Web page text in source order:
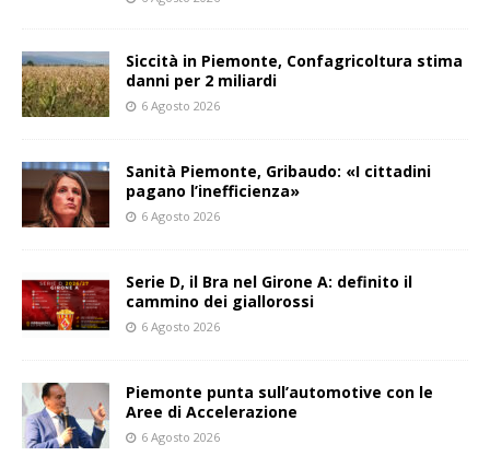
Siccità in Piemonte, Confagricoltura stima
danni per 2 miliardi
6 Agosto 2026
Sanità Piemonte, Gribaudo: «I cittadini
pagano l’inefficienza»
6 Agosto 2026
Serie D, il Bra nel Girone A: definito il
cammino dei giallorossi
6 Agosto 2026
Piemonte punta sull’automotive con le
Aree di Accelerazione
6 Agosto 2026